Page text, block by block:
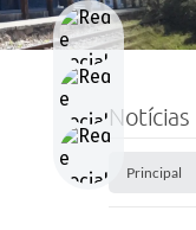
Notícias
Principal